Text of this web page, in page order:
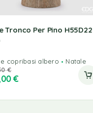
Tronco Per Pino H55D22
e copribasi albero
Natale
€
€